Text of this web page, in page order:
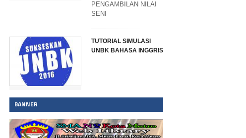
PENGAMBILAN NILAI
SENI
TUTORIAL SIMULASI
UNBK BAHASA INGGRIS
BANNER